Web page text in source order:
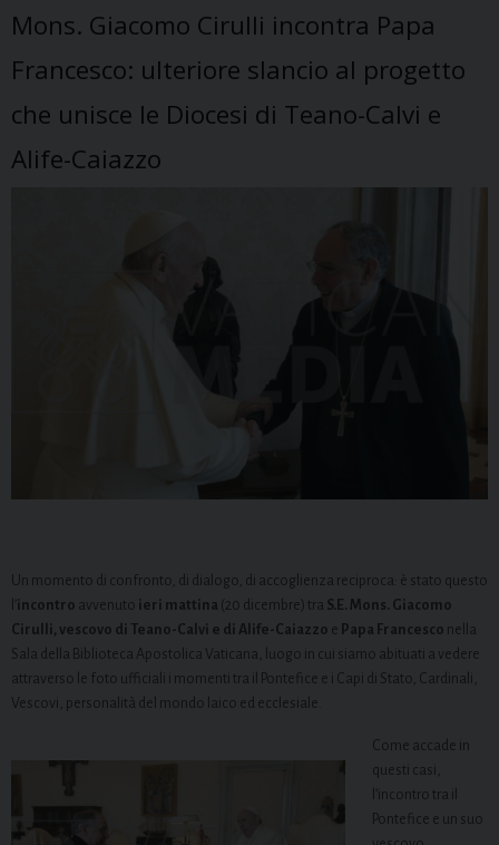
Mons. Giacomo Cirulli incontra Papa
Francesco: ulteriore slancio al progetto
che unisce le Diocesi di Teano-Calvi e
Alife-Caiazzo
Un momento di confronto, di dialogo, di accoglienza reciproca: è stato questo
l’incontro avvenuto ieri mattina (20 dicembre) tra S.E. Mons. Giacomo
Cirulli, vescovo di Teano-Calvi e di Alife-Caiazzo e Papa Francesco nella
Sala della Biblioteca Apostolica Vaticana, luogo in cui siamo abituati a vedere
attraverso le foto ufficiali i momenti tra il Pontefice e i Capi di Stato, Cardinali,
Vescovi, personalità del mondo laico ed ecclesiale.
Come accade in
questi casi,
l’incontro tra il
Pontefice e un suo